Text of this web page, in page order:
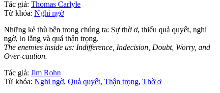
Tác giả: Thomas Carlyle
Từ khóa: Nghi ngờ
Những kẻ thù bên trong chúng ta: Sự thờ ơ, thiếu quả quyết, nghi
ngờ, lo lắng và quá thận trọng.
The enemies inside us: Indifference, Indecision, Doubt, Worry, and
Over-caution.
Tác giả: Jim Rohn
Từ khóa: Nghi ngờ, Quả quyết, Thận trọng, Thờ ơ